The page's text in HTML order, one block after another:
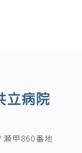
瀬甲860番地